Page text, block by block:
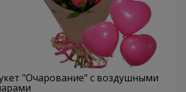
"Очарование" с воздушными